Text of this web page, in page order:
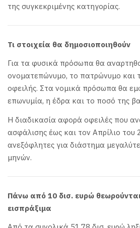
της συγκεκριμένης κατηγορίας.
Τι στοιχεία θα δημοσιοποιηθούν
Για τα φυσικά πρόσωπα θα
ονοματεπώνυμο, το πατρώνυμο και
οφειλής. Στα νομικά πρόσωπα θα
επωνυμία, η έδρα και το ποσό της
Η διαδικασία αφορά οφειλές που
ασφάλισης έως και τον Απρίλιο
ανεξόφλητες για διάστημα
μηνών.
Πάνω από 10 δισ. ευρώ
εισπράξιμα